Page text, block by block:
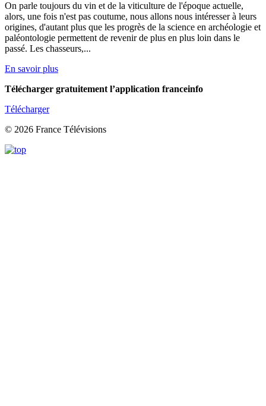
On parle toujours du vin et de la viticulture de l'époque actuelle,
alors, une fois n'est pas coutume, nous allons nous intéresser à leurs
origines, d'autant plus que les progrès de la science en archéologie et
paléontologie permettent de revenir de plus en plus loin dans le
passé. Les chasseurs,...
En savoir plus
Télécharger gratuitement l’application franceinfo
Télécharger
© 2026 France Télévisions